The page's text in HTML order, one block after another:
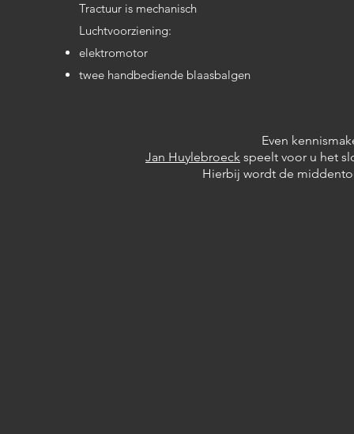
Tractuur is mechanisch
Luchtvoorziening:
elektromotor
twee handbediende blaasbalgen
Even
Jan Huylebroeck speelt voor u het
Hierbij wordt de